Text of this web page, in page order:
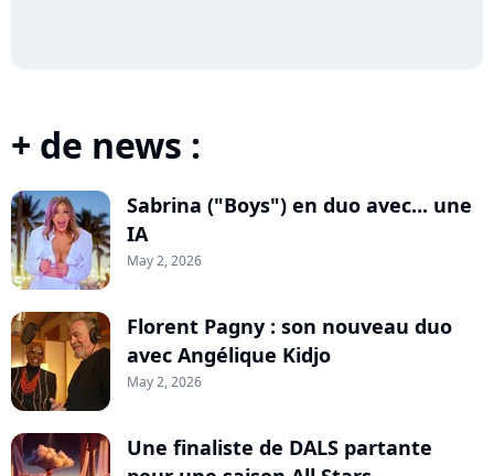
+ de news :
Sabrina ("Boys") en duo avec... une
IA
May 2, 2026
Florent Pagny : son nouveau duo
avec Angélique Kidjo
May 2, 2026
Une finaliste de DALS partante